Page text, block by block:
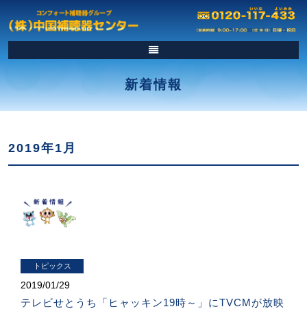
新着情報
2019年1月
トピックス
2019/01/29
テレビせとうち「ヒャッキン19時～」にTVCMが放映